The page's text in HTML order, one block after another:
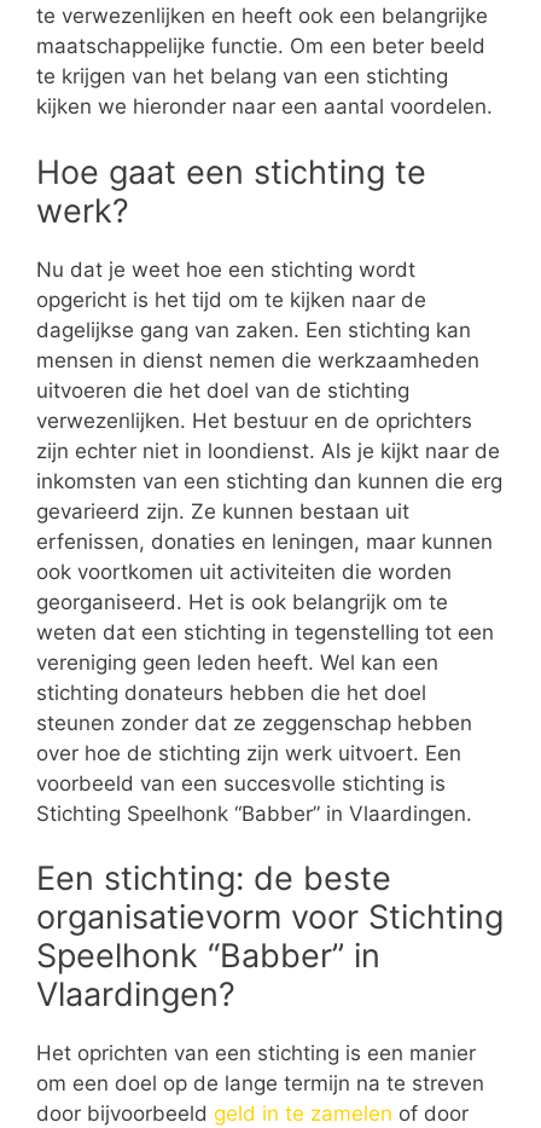
te verwezenlijken en heeft ook een belangrijke
maatschappelijke functie. Om een beter beeld
te krijgen van het belang van een stichting
kijken we hieronder naar een aantal voordelen.
Hoe gaat een stichting te
werk?
Nu dat je weet hoe een stichting wordt
opgericht is het tijd om te kijken naar de
dagelijkse gang van zaken. Een stichting kan
mensen in dienst nemen die werkzaamheden
uitvoeren die het doel van de stichting
verwezenlijken. Het bestuur en de oprichters
zijn echter niet in loondienst. Als je kijkt naar de
inkomsten van een stichting dan kunnen die erg
gevarieerd zijn. Ze kunnen bestaan uit
erfenissen, donaties en leningen, maar kunnen
ook voortkomen uit activiteiten die worden
georganiseerd. Het is ook belangrijk om te
weten dat een stichting in tegenstelling tot een
vereniging geen leden heeft. Wel kan een
stichting donateurs hebben die het doel
steunen zonder dat ze zeggenschap hebben
over hoe de stichting zijn werk uitvoert. Een
voorbeeld van een succesvolle stichting is
Stichting Speelhonk “Babber” in Vlaardingen.
Een stichting: de beste
organisatievorm voor Stichting
Speelhonk “Babber” in
Vlaardingen?
Het oprichten van een stichting is een manier
om een doel op de lange termijn na te streven
door bijvoorbeeld geld in te zamelen of door